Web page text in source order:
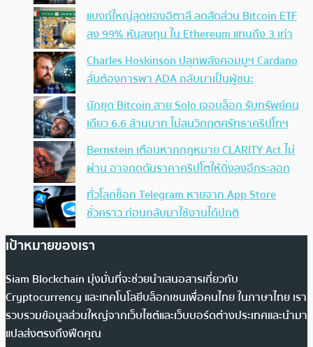
แบงก์ใหญ่สุดของอิตาลี ลดสัดส่วน Bitcoin ETF
ลง 99% หันลงทุน ใน Ethereum แทนถึง 3 เท่า
Charles Hoskinson ปลุกพลังคอมมูฯ Cardano
ลั่นต้องการพา ADA กลับมาเป็นผู้ชนะ
นักขุด Bitcoin สาย Solo เจอบล็อก รับทรัพย์คน
เดียว 6.6 ล้านบาท ไม่สนวิกฤตศรัทธาคริปโทฯ
Bernstein เตือนหากกฎหมาย CLARITY Act ไม่
ผ่าน อาจกดดันราคาคริปโตให้ดิ่งลงอีกระลอก
ทั่วโลกช็อก Telegram หายจาก App Store
ชั่วคราว ก่อนกลับมาใช้งานได้ปกติ
เป้าหมายของเรา
Siam Blockchain มุ่งมั่นที่จะช่วยนำเสนอสารเกี่ยวกับ
Cryptocurrency และเทคโนโลยีบล็อกเชนเพื่อคนไทย ในภาษาไทย เรา
รวบรวมข้อมูลส่วนใหญ่จากเว็บไซต์และเว็บบอร์ดต่างประเทศและนำมา
แปลส่งตรงถึงฟีดคุณ